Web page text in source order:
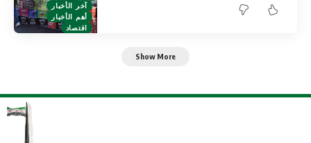
آخر الأخبار
أهم الأخبار
اقتصاد
Show More